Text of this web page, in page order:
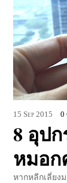
15 Sep 2015 0
8 อุป
หมอก
หากหลีกเลี่ยง